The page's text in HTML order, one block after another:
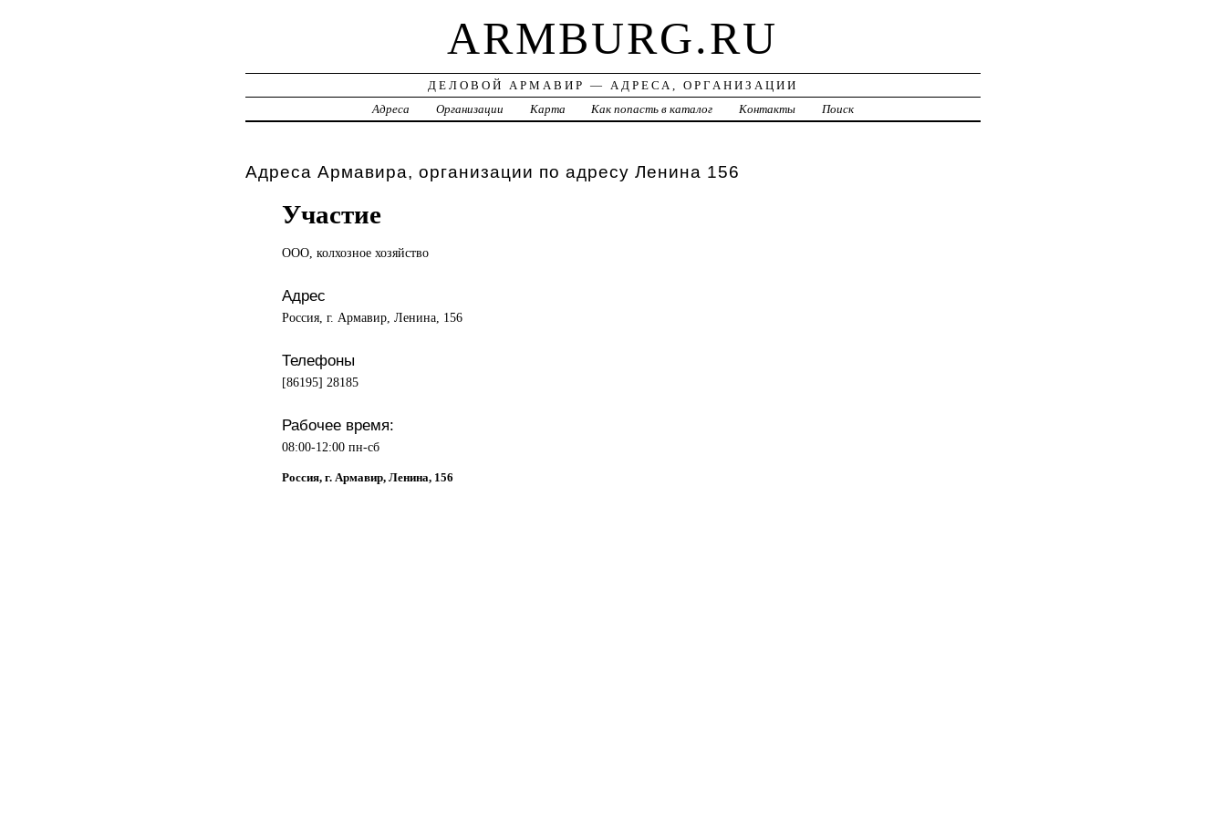
ARMBURG.RU
ДЕЛОВОЙ АРМАВИР — АДРЕСА, ОРГАНИЗАЦИИ
Адреса
Организации Карта Как попасть в каталог Контакты Поиск
Адреса Армавира, организации по адресу Ленина 156
Участие
ООО, колхозное хозяйство
Адрес
Россия, г. Армавир, Ленина, 156
Телефоны
[86195] 28185
Рабочее время:
08:00-12:00 пн-сб
Россия, г. Армавир, Ленина, 156